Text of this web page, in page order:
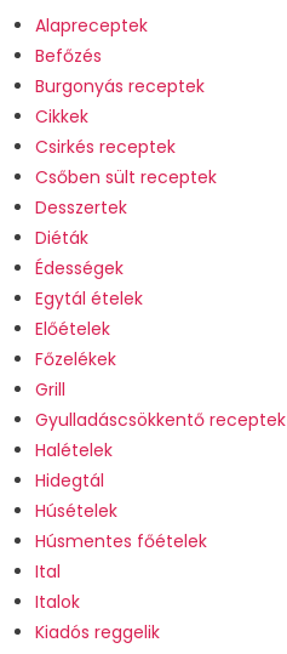
Alapreceptek
Befőzés
Burgonyás receptek
Cikkek
Csirkés receptek
Csőben sült receptek
Desszertek
Diéták
Édességek
Egytál ételek
Előételek
Főzelékek
Grill
Gyulladáscsökkentő receptek
Halételek
Hidegtál
Húsételek
Húsmentes főételek
Ital
Italok
Kiadós reggelik